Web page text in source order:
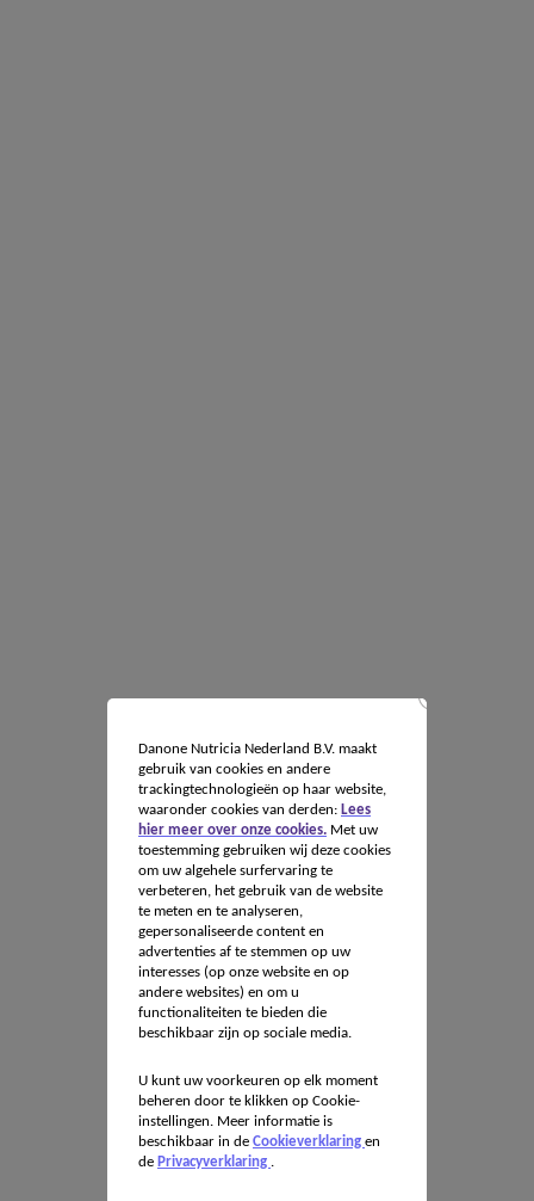
Danone Nutricia Nederland B.V. maakt
gebruik van cookies en andere
trackingtechnologieën op haar website,
waaronder cookies van derden: Lees
hier meer over onze cookies.Met uw
toestemming gebruiken wij deze cookies
om uw algehele surfervaring te
verbeteren, het gebruik van de website
te meten en te analyseren,
gepersonaliseerde content en
advertenties af te stemmen op uw
interesses (op onze website en op
andere websites) en om u
functionaliteiten te bieden die
beschikbaar zijn op sociale media.
U kunt uw voorkeuren op elk moment
beheren door te klikken op Cookie-
instellingen. Meer informatie is
beschikbaar in de Cookieverklaring en
de Privacyverklaring .